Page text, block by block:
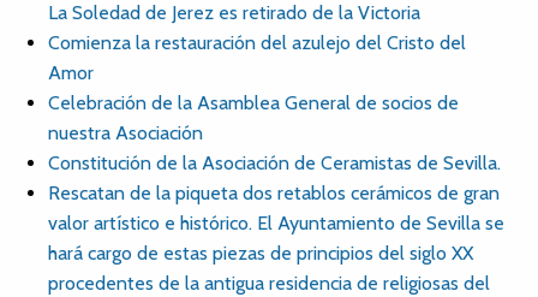
La Soledad de Jerez es retirado de la Victoria
Comienza la restauración del azulejo del Cristo del
Amor
Celebración de la Asamblea General de socios de
nuestra Asociación
Constitución de la Asociación de Ceramistas de Sevilla.
Rescatan de la piqueta dos retablos cerámicos de gran
valor artístico e histórico. El Ayuntamiento de Sevilla se
hará cargo de estas piezas de principios del siglo XX
procedentes de la antigua residencia de religiosas del